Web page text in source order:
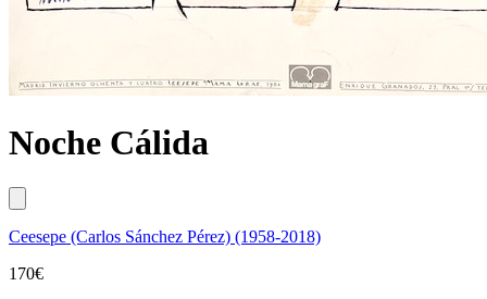
Noche Cálida
Ceesepe (Carlos Sánchez Pérez) (1958-2018)
170€